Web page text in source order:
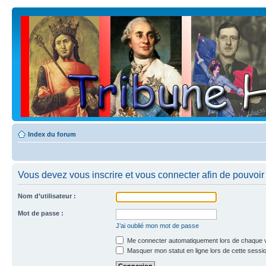
Index du forum
Vous devez vous inscrire et vous connecter afin de
Nom d’utilisateur :
Mot de passe :
J’ai oublié mon mot de passe
Me connecter automatiquement lors de chaque
Masquer mon statut en ligne lors de cette